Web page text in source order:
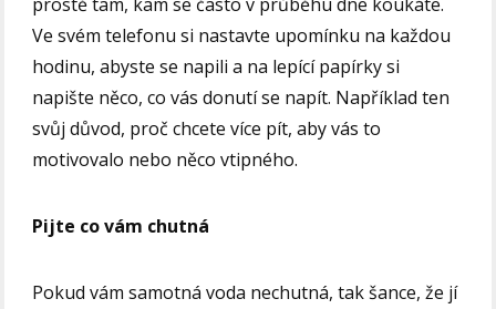
Ve svém telefonu si nastavte upomínku na každou
hodinu, abyste se napili a na lepící papírky si
napište něco, co vás donutí se napít. Například ten
svůj důvod, proč chcete více pít, aby vás to
motivovalo nebo něco vtipného.
Pijte co vám chutná
Pokud vám samotná voda nechutná, tak šance, že jí